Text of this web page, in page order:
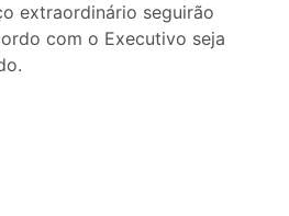
extraordinário seguirão
com o Executivo seja